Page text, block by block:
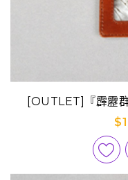
[OUTLET]『霹靂